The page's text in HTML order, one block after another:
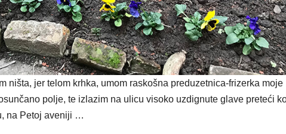
ništa, jer telom krhka, umom raskošna preduzetnica-frizerka moje
polje, te izlazim na ulicu visoko uzdignute glave preteći
na Petoj aveniji …